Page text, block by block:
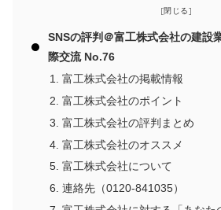
SNSの評判＠富工株式会社の建設
際交流 No.76
富工株式会社の掲載情報
富工株式会社のポイント
富工株式会社の評判まとめ
富工株式会社のオススメ
富工株式会社について
連絡先（0120-841035）